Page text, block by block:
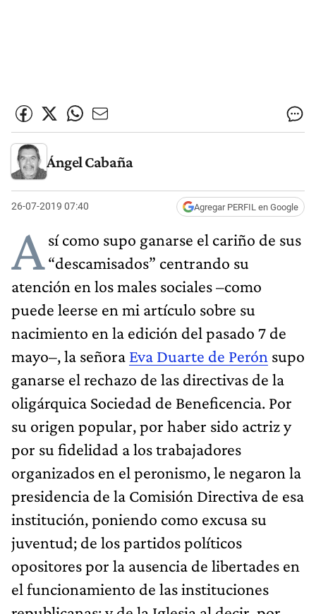
Ángel Cabaña
26-07-2019 07:40 Agregar PERFIL en Google
Así como supo ganarse el cariño de sus
“descamisados” centrando su
atención en los males sociales –como
puede leerse en mi artículo sobre su
nacimiento en la edición del pasado 7 de
mayo–, la señora Eva Duarte de Perón supo
ganarse el rechazo de las directivas de la
oligárquica Sociedad de Beneficencia. Por
su origen popular, por haber sido actriz y
por su fidelidad a los trabajadores
organizados en el peronismo, le negaron la
presidencia de la Comisión Directiva de esa
institución,poniendo como excusa su
juventud; de los partidos políticos
opositores por la ausencia de libertades en
el funcionamiento de las instituciones